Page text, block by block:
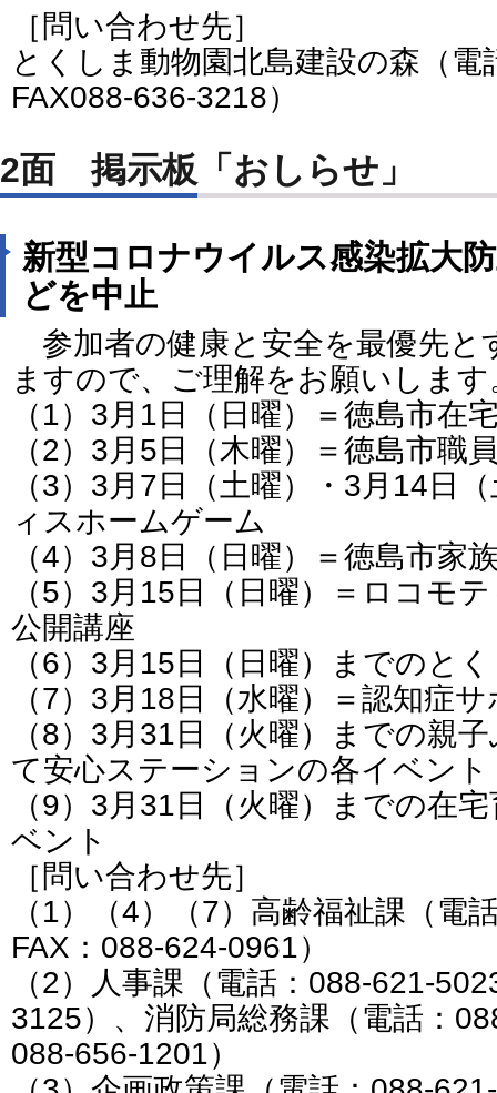
［問い合わせ先］
とくしま動物園北島建設の森（
FAX088-636-3218）
2面 掲示板「おしらせ」
新型コロナウイルス感染拡大
どを中止
参加者の健康と安全を最優先と
ますので、ご理解をお願いします
（1）3月1日（日曜）＝徳島市在
（2）3月5日（木曜）＝徳島市職
（3）3月7日（土曜）・3月14日
ィスホームゲーム
（4）3月8日（日曜）＝徳島市家
（5）3月15日（日曜）＝ロコモ
公開講座
（6）3月15日（日曜）までのと
（7）3月18日（水曜）＝認知症
（8）3月31日（火曜）までの親
て安心ステーションの各イベント
（9）3月31日（火曜）までの在
ベント
［問い合わせ先］
（1）（4）（7）高齢福祉課（
FAX：088-624-0961）
（2）人事課（電話：088-621-
3125）、消防局総務課（電話：
088-656-1201）